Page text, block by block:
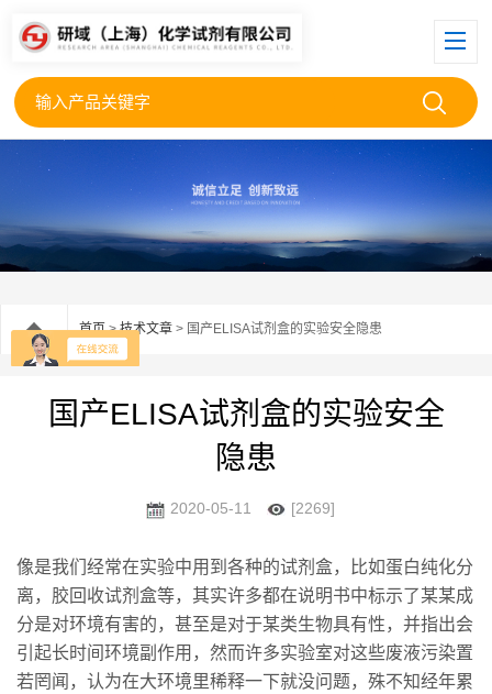
首页>技术文章 > 国产ELISA试剂盒的实验安全隐患
国产ELISA试剂盒的实验安全
隐患
2020-05-11 [2269]
像是我们经常在实验中用到各种的试剂盒，比如蛋白纯化分
离，胶回收试剂盒等，其实许多都在说明书中标示了某某成
分是对环境有害的，甚至是对于某类生物具有性，并指出会
引起长时间环境副作用，然而许多实验室对这些废液污染置
若罔闻，认为在大环境里稀释一下就没问题，殊不知经年累